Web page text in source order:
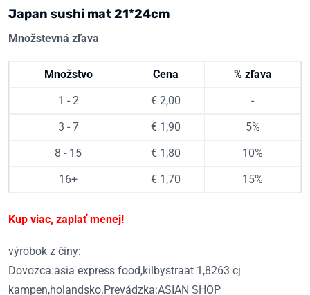
Japan sushi mat 21*24cm
Množstevná zľava
Množstvo Cena
% zľava
1 - 2
€ 2,00
-
3 - 7
€ 1,90
5%
8 - 15
€ 1,80
10%
16+
€ 1,70 15%
Kup viac, zaplať menej!
výrobok z číny:
Dovozca:asia express food,kilbystraat 1,8263 cj
kampen,holandsko.Prevádzka:ASIAN SHOP